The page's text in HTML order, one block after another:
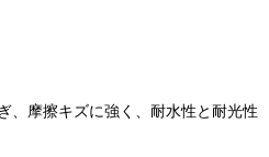
、摩擦キズに強く、耐水性と耐光性